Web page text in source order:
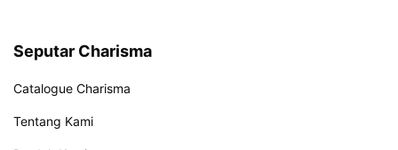
Seputar Charisma
Catalogue Charisma
Tentang Kami